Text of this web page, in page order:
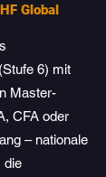
Global
6) mit
Master-
CFA oder
– nationale
die